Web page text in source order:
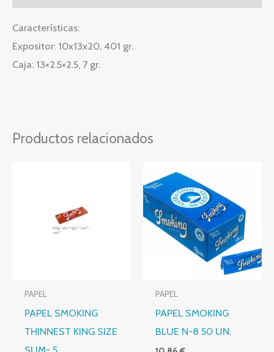
Características:
Expositor: 10x13x20, 401 gr.
Caja: 13×2.5×2.5, 7 gr.
Productos relacionados
PAPEL
PAPEL SMOKING
THINNEST KING SIZE
PAPEL
PAPEL SMOKING
BLUE N-8 50 UN.